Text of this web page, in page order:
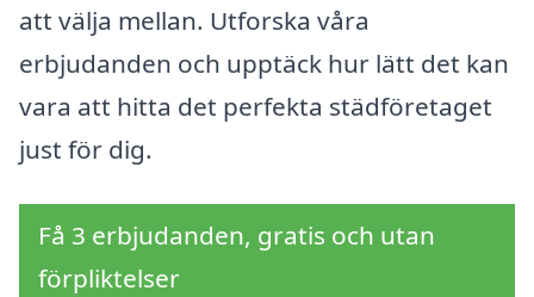
att välja mellan. Utforska våra
erbjudanden och upptäck hur lätt det kan
vara att hitta det perfekta städföretaget
just för dig.
Få 3 erbjudanden, gratis och utan
förpliktelser